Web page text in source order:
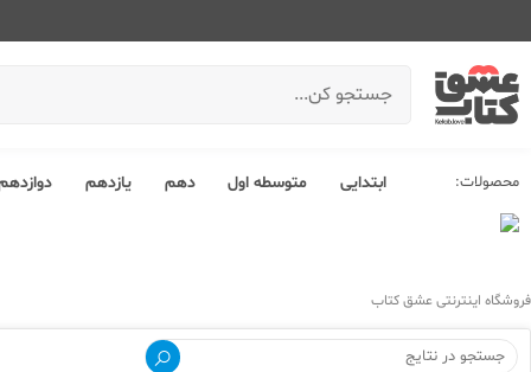
محصولات: ابتدایی متوسطه اول دهم یازدهم
فروشگاه اینترنتی عشق کتاب